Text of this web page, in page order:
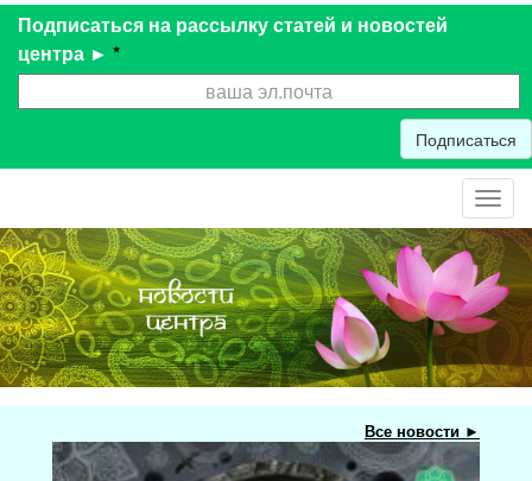
Подписаться на рассылку статей и новостей
центра ► *
Подписаться
Все новости ►